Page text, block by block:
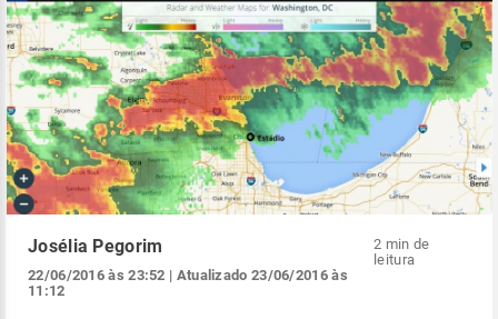
Josélia Pegorim
22/06/2016 às 23:52 | Atualizado 23/06/2016 às
11:12
2 min de
leitura